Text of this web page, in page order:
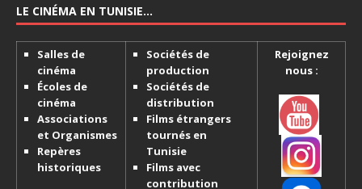
LE CINÉMA EN TUNISIE…
Salles de
cinéma
Écoles de
cinéma
Associations
et Organismes
Repères
historiques
Sociétés de
production
Sociétés de
distribution
Films étrangers
tournés en
Tunisie
Films avec
contribution
Rejoignez
nous :